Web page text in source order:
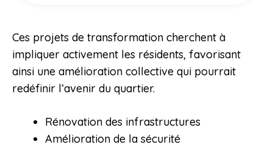
Ces projets de transformation cherchent à
impliquer activement les résidents, favorisant
ainsi une amélioration collective qui pourrait
redéfinir l’avenir du quartier.
Rénovation des infrastructures
Amélioration de la sécurité